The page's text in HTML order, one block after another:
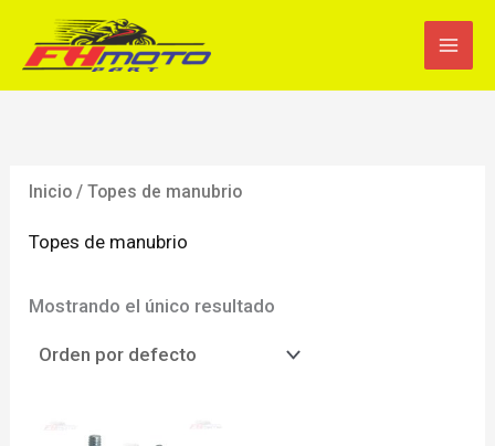
Inicio / Topes de manubrio
Topes de manubrio
Mostrando el único resultado